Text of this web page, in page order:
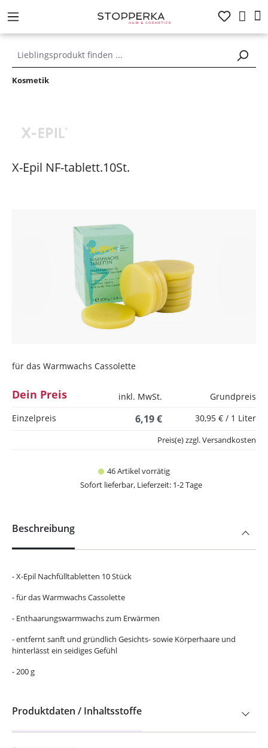
springen
Kosmetik
X-Epil NF-tablett.10St.
für das Warmwachs Cassolette
Dein Preis inkl. MwSt.
Grundpreis
Einzelpreis
6,19 € 30,95 € / 1 Liter
46 Artikel vorrätig
Sofort lieferbar, Lieferzeit: 1-2 Tage
Preis(e) zzgl. Versandkosten
Beschreibung
- X-Epil Nachfülltabletten 10 Stück
- für das Warmwachs Cassolette
- Enthaarungswarmwachs zum Erwärmen
- entfernt sanft und gründlich Gesichts- sowie Körperhaare und
hinterlässt ein seidiges Gefühl
- 200 g
Produktdaten / Inhaltsstoffe